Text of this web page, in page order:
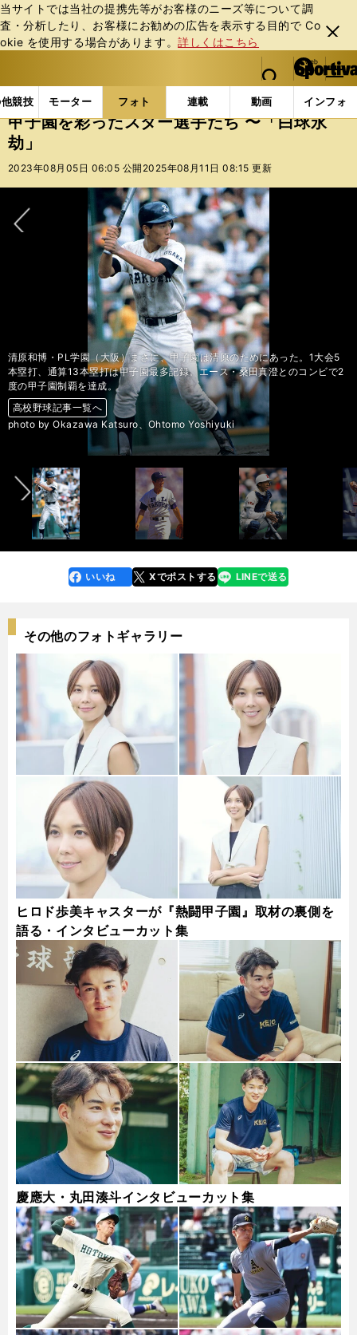
当サイトでは当社の提携先等がお客様のニーズ等について調
査・分析したり、お客様にお勧めの広告を表⽰する⽬的で Co
okie を使⽤する場合があります。詳しくはこちら
閉じ
る
web Sportiva (webスポルティーバ)
検索
マイペ
ー
ジ
メニュ
競技 モーター フォト 連載 動画 インフォ
b
ス
ポ
ル
バ
フォトギャラリー コラムフォト 甲子園を彩ったス
甲子園を彩ったスター選手たち 〜「白球永
劫」
2023年08月05日 06:05 公開 2025年08月11日 08:15 更新
清原和博・PL学園（大阪）まさに、甲子園は清原のためにあった。1大会5
本塁打、通算13本塁打は甲子園最多記録。エース・桑田真澄とのコンビで2
度の甲子園制覇を達成。
高校野球記事一覧へ
photo by Okazawa Katsuro、Ohtomo Yoshiyuki
高校野球記事一覧へ
高校野球記事一覧へ
高校野球記事一覧へ
高校野球記事一覧へ
高校野球記事一覧へ
高校野球記事一覧へ
高校野球記事一覧へ
高校野球記事一覧へ
高校野球記事一覧へ
高校野球記事一覧へ
高校野球記事一覧へ
高校野球記事一覧へ
高校野球記事一覧へ
高校野球記事一覧へ
高校野球記事一覧へ
高校野球記事一覧へ
高校野球記事一覧へ
高校野球記事一覧へ
高校野球記事一覧へ
高校野球記事一覧へ
高校野球記事一覧へ
高校野球記事一覧へ
高校野球記事一覧へ
高校野球記事一覧へ
高校野球記事一覧へ
高校野球記事一覧へ
高校野球記事一覧へ
高校野球記事一覧へ
高校野球記事一覧へ
高校野球記事一覧へ
高校野球記事一覧へ
高校野球記事一覧へ
高校野球記事一覧へ
高校野球記事一覧へ
高校野球記事一覧へ
高校野球記事一覧へ
高校野球記事一覧へ
高校野球記事一覧へ
高校野球記事一覧へ
高校野球記事一覧へ
高校野球記事一覧へ
高校野球記事一覧へ
高校野球記事一覧へ
高校野球記事一覧へ
高校野球記事一覧へ
高校野球記事一覧へ
高校野球記事一覧へ
高校野球記事一覧へ
高校野球記事一覧へ
高校野球記事一覧へ
高校野球記事一覧へ
高校野球記事一覧へ
高校野球記事一覧へ
高校野球記事一覧へ
高校野球記事一覧へ
高校野球記事一覧へ
高校野球記事一覧へ
高校野球記事一覧へ
高校野球記事一覧へ
高校野球記事一覧へ
faceboo
k
いいね Xでポストする
line LINEで送る
その他のフォトギャラリー
ヒロド歩美キャスターが『熱闘甲子園』取材の裏側を
語る・インタビューカット集
慶應大・丸田湊斗インタビューカット集